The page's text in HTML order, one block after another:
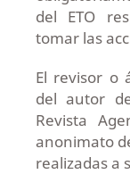
del ETO
tomar las
El revisor o
del autor
Revista
anonimato
realizadas a